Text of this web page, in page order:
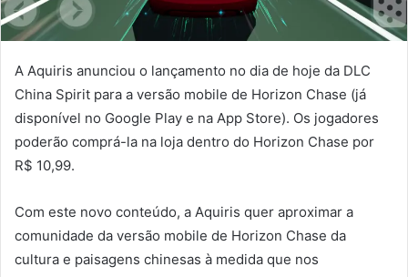
A Aquiris anunciou o lançamento no dia de hoje da DLC
China Spirit para a versão mobile de Horizon Chase (já
disponível no Google Play e na App Store). Os jogadores
poderão comprá-la na loja dentro do Horizon Chase por
R$ 10,99.
Com este novo conteúdo, a Aquiris quer aproximar a
comunidade da versão mobile de Horizon Chase da
cultura e paisagens chinesas à medida que nos